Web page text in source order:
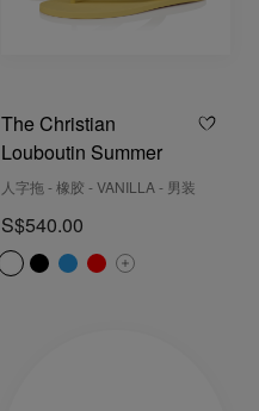
The Christian
Louboutin Summer
人字拖 - 橡胶 - VANILLA - 男装
S$540.00